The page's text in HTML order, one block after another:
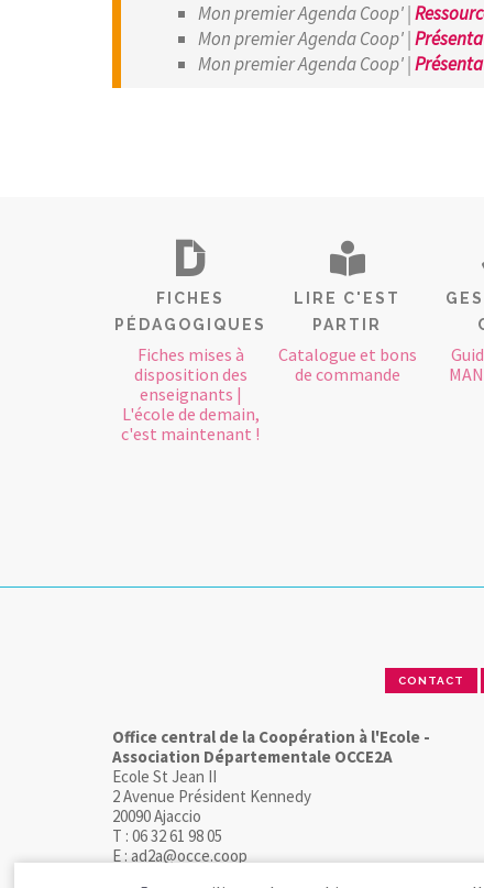
Mon premier Agenda Coop' |
Mon premier Agenda Coop' |
Mon premier Agenda Coop' |
FICHES
PÉDAGOGIQUES
Fiches mises à
disposition des
enseignants |
L'école de demain,
c'est maintenant !
LIRE C'EST
PARTIR
Catalogue et bons
de commande
CONTACT
Office central de la Coopération à l'Ecole -
Association Départementale OCCE2A
Ecole St Jean II
2 Avenue Président Kennedy
20090 Ajaccio
T : 06 32 61 98 05
E : ad2a@occe.coop